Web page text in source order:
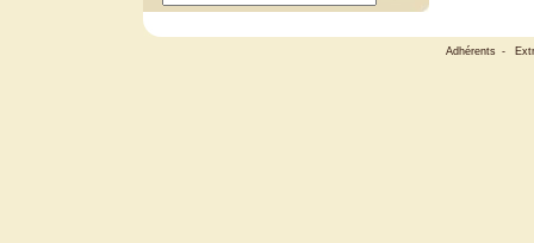
Adhérents -